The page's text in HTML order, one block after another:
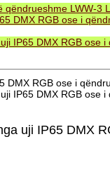
qëndrueshme LWW-3
DMX RGB ose i
IP65 DMX RGB ose
DMX RGB ose i
IP65 DMX RGB ose
uji IP65 DMX